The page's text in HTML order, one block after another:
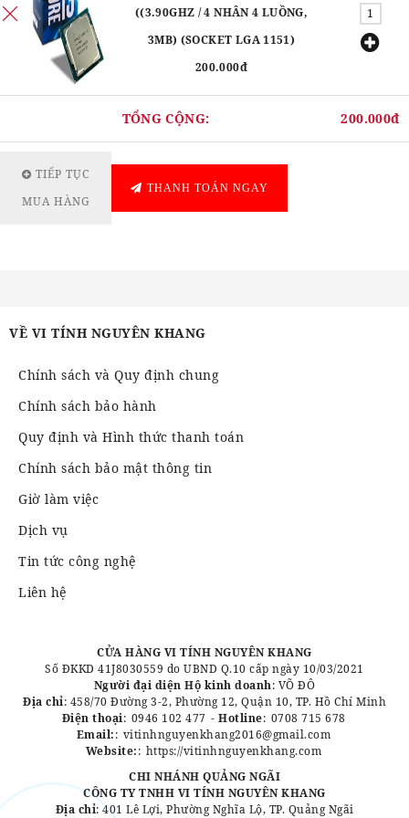
((3.90GHZ / 4 NHÂN 4 LUỒNG,
3MB) (SOCKET LGA 1151)
200.000đ
TỔNG CỘNG: 200.000đ
TIẾP TỤC
MUA HÀNG
THANH TOÁN NGAY
VỀ VI TÍNH NGUYÊN KHANG
Chính sách và Quy định chung
Chính sách bảo hành
Quy định và Hình thức thanh toán
Chính sách bảo mật thông tin
Giờ làm việc
Dịch vụ
Tin tức công nghệ
Liên hệ
CỬA HÀNG VI TÍNH NGUYÊN KHANG
Số ĐKKD 41J8030559 do UBND Q.10 cấp ngày 10/03/2021
Người đại diện Hộ kinh doanh: VÕ ĐÔ
Địa chỉ: 458/70 Đường 3-2, Phường 12, Quận 10, TP. Hồ Chí Minh
Điện thoại: 0946 102 477 - Hotline: 0708 715 678
Email:: vitinhnguyenkhang2016@gmail.com
Website:: https://vitinhnguyenkhang.com
CHI NHÁNH QUẢNG NGÃI
CÔNG TY TNHH VI TÍNH NGUYÊN KHANG
Địa chỉ: 401 Lê Lợi, Phường Nghĩa Lộ, TP. Quảng Ngãi